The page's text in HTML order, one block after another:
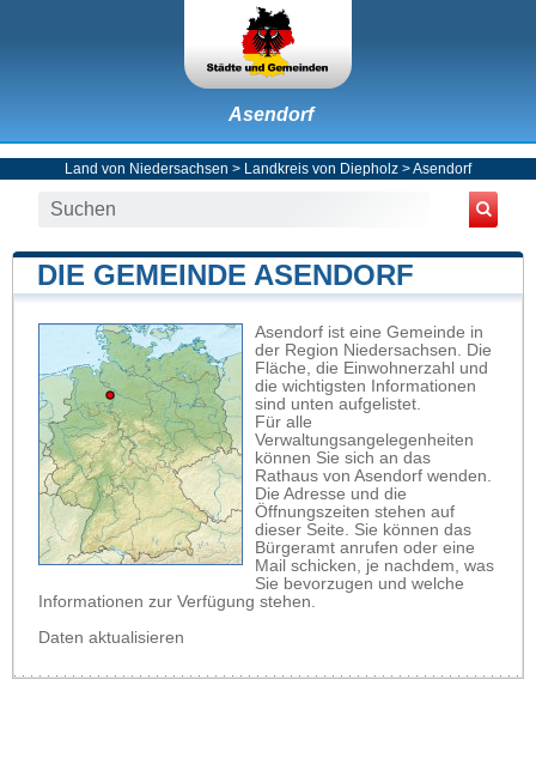
Asendorf
Land von Niedersachsen > Landkreis von Diepholz >Asendorf
DIE GEMEINDE ASENDORF
Asendorf ist eine Gemeinde in
der Region Niedersachsen. Die
Fläche, die Einwohnerzahl und
die wichtigsten Informationen
sind unten aufgelistet.
Für alle
Verwaltungsangelegenheiten
können Sie sich an das
Rathaus von Asendorf wenden.
Die Adresse und die
Öffnungszeiten stehen auf
dieser Seite. Sie können das
Bürgeramt anrufen oder eine
Mail schicken, je nachdem, was
Sie bevorzugen und welche
Informationen zur Verfügung stehen.
Daten aktualisieren